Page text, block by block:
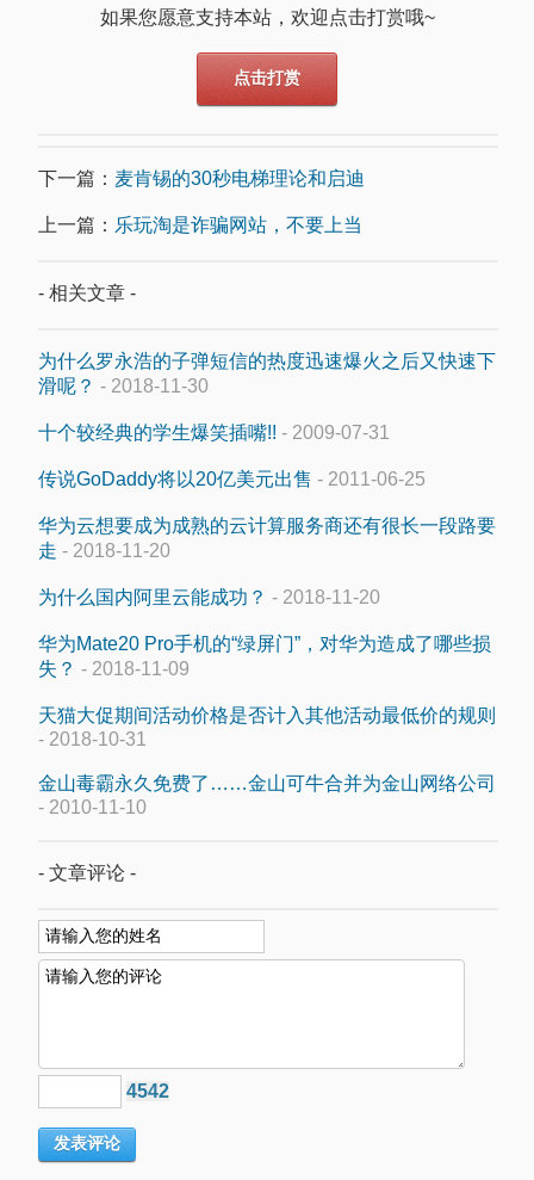
如果您愿意支持本站，欢迎点击打赏哦~
点击打赏
下一篇： 麦肯锡的30秒电梯理论和启迪
上一篇： 乐玩淘是诈骗网站，不要上当
- 相关文章 -
为什么罗永浩的子弹短信的热度迅速爆火之后又快速下
滑呢？ - 2018-11-30
十个较经典的学生爆笑插嘴!! - 2009-07-31
传说GoDaddy将以20亿美元出售 - 2011-06-25
华为云想要成为成熟的云计算服务商还有很长一段路要
走 - 2018-11-20
为什么国内阿里云能成功？ - 2018-11-20
华为Mate20 Pro手机的“绿屏门”，对华为造成了哪些损
失？ - 2018-11-09
天猫大促期间活动价格是否计入其他活动最低价的规则
- 2018-10-31
金山毒霸永久免费了……金山可牛合并为金山网络公司
- 2010-11-10
- 文章评论 -
4542